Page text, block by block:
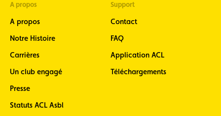
A propos
A propos
Notre Histoire
Carrières
Un club engagé
Presse
Statuts ACL Asbl
Support
Contact
FAQ
Application ACL
Téléchargements